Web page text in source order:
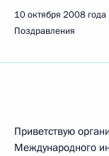
10 октября 2008 года
Поздравления
Приветствую
Международного